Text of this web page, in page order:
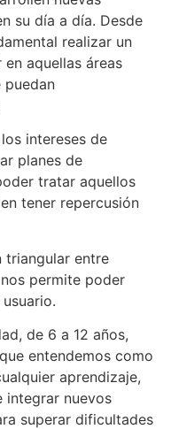
su día a día. Desde
realizar un
aquellas áreas
puedan
intereses de
planes de
tratar aquellos
tener repercusión
triangular entre
permite poder
usuario.​
de 6 a 12 años,
entendemos como
aprendizaje,
integrar nuevos
superar dificultades